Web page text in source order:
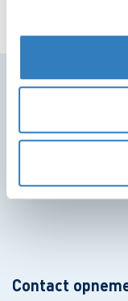
Samen
Contact